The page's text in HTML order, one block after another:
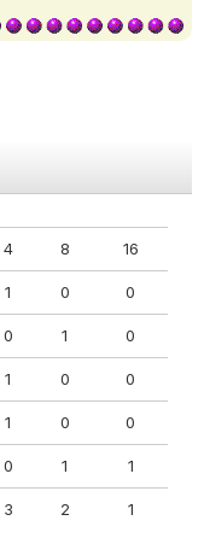
4 8 16
1 0 0
0 1 0
1 0 0
1 0 0
0 1 1
3 2 1